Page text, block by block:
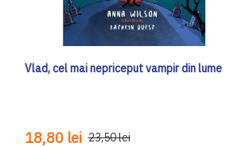
Vlad, cel mai nepriceput vampir din lume
18,80 lei 23,50 lei